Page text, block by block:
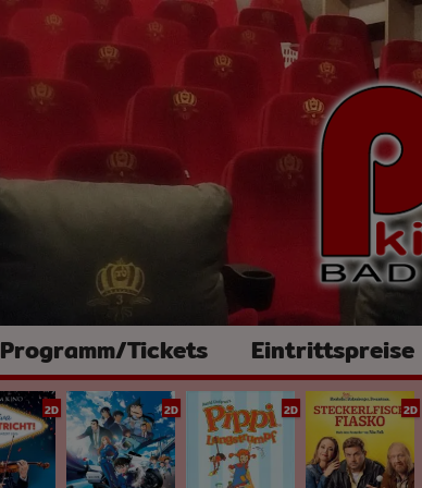
Programm/Tickets Eintrittspreise
2D 2D 2D 2D